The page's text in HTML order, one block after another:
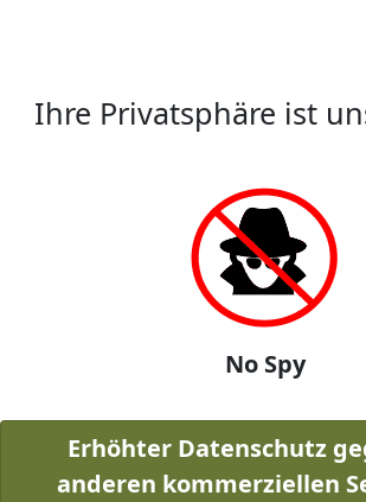
Ihre Privatsphäre ist
No Spy
Erhöhter Datenschutz
anderen kommerziellen